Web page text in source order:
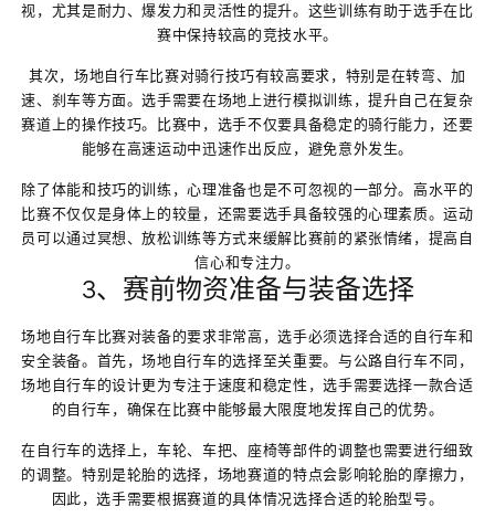
视，尤其是耐力、爆发力和灵活性的提升。这些训练有助于选手在比
赛中保持较高的竞技水平。
其次，场地自行车比赛对骑行技巧有较高要求，特别是在转弯、加
速、刹车等方面。选手需要在场地上进行模拟训练，提升自己在复杂
赛道上的操作技巧。比赛中，选手不仅要具备稳定的骑行能力，还要
能够在高速运动中迅速作出反应，避免意外发生。
除了体能和技巧的训练，心理准备也是不可忽视的一部分。高水平的
比赛不仅仅是身体上的较量，还需要选手具备较强的心理素质。运动
员可以通过冥想、放松训练等方式来缓解比赛前的紧张情绪，提高自
信心和专注力。
3、赛前物资准备与装备选择
场地自行车比赛对装备的要求非常高，选手必须选择合适的自行车和
安全装备。首先，场地自行车的选择至关重要。与公路自行车不同，
场地自行车的设计更为专注于速度和稳定性，选手需要选择一款合适
的自行车，确保在比赛中能够最大限度地发挥自己的优势。
在自行车的选择上，车轮、车把、座椅等部件的调整也需要进行细致
的调整。特别是轮胎的选择，场地赛道的特点会影响轮胎的摩擦力，
因此，选手需要根据赛道的具体情况选择合适的轮胎型号。